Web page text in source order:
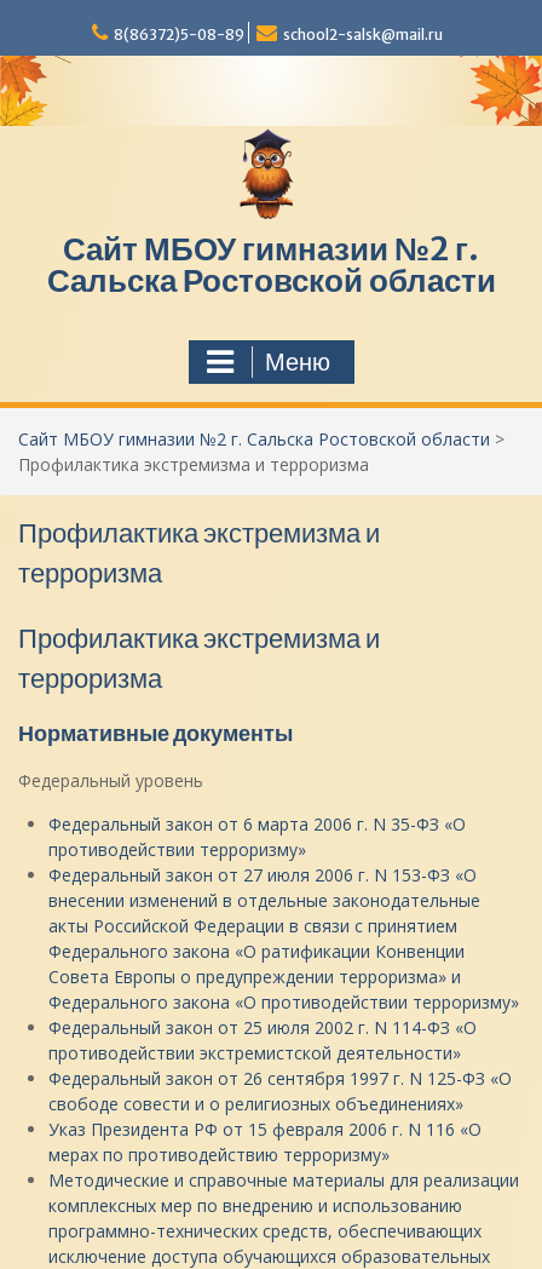
р
е
й
8(86372)5-08-89 school2-salsk@mail.ru
Сайт МБОУ гимназии №2 г.
Сальска Ростовской области
Меню
Сайт МБОУ гимназии №2 г. Сальска Ростовской области >
Профилактика экстремизма и терроризма
Профилактика экстремизма и
терроризма
Профилактика экстремизма и
терроризма
Нормативные документы
Федеральный уровень
Федеральный закон от 6 марта 2006 г. N 35-ФЗ «О
противодействии терроризму»
Федеральный закон от 27 июля 2006 г. N 153-ФЗ «О
внесении изменений в отдельные законодательные
акты Российской Федерации в связи с принятием
Федерального закона «О ратификации Конвенции
Совета Европы о предупреждении терроризма» и
Федерального закона «О противодействии терроризму»
Федеральный закон от 25 июля 2002 г. N 114-ФЗ «О
противодействии экстремистской деятельности»
Федеральный закон от 26 сентября 1997 г. N 125-ФЗ «О
свободе совести и о религиозных объединениях»
Указ Президента РФ от 15 февраля 2006 г. N 116 «О
мерах по противодействию терроризму»
Методические и справочные материалы для реализации
комплексных мер по внедрению и использованию
программно-технических средств, обеспечивающих
исключение доступа обучающихся образовательных